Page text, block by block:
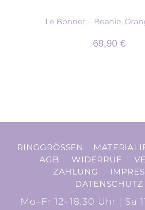
Le Bonnet – Beanie,
69,90 €
RINGGRÖSSEN
AGB
WIDERRUF
ZAHLUNG
DATENSCHUTZ
Mo–Fr 12–18.30 Uhr | Sa